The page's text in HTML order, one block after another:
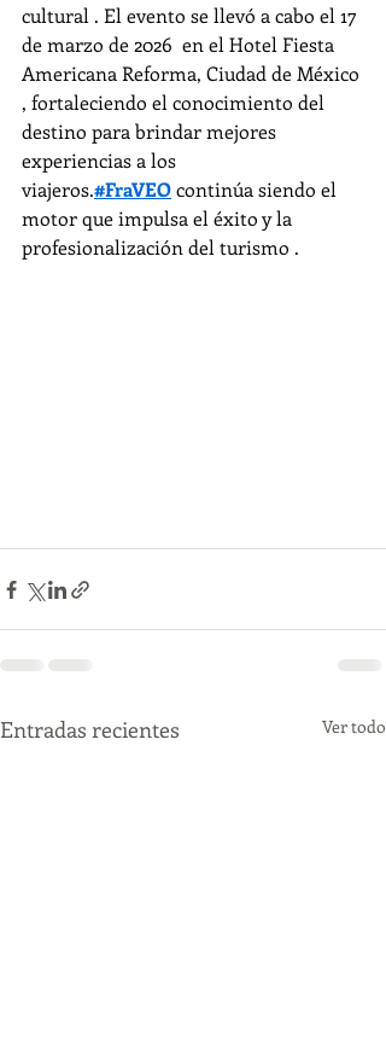
cultural . El evento se llevó a cabo el 17
de marzo de 2026  en el Hotel Fiesta
Americana Reforma, Ciudad de México
, fortaleciendo el conocimiento del
destino para brindar mejores
experiencias a los
viajeros.#FraVEO continúa siendo el
motor que impulsa el éxito y la
profesionalización del turismo .
Entradas recientes Ver todo